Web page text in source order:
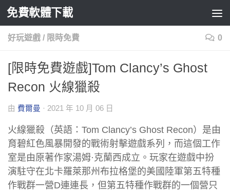
Skip to content
免費軟體下載
好玩遊戲 / 限時免費 0
[限時免費遊戲]Tom Clancy’s Ghost
Recon 火線獵殺
由 費爾曼 · 2021 年 10 月 06 日
火線獵殺（英語：Tom Clancy’s Ghost Recon）是由
育碧紅色風暴開發的戰術射擊遊戲系列，而這個工作
室是由原著作家湯姆·克蘭西成立。玩家在遊戲中扮
演駐守在北卡羅萊那州布拉格堡的美國陸軍第五特種
作戰群一營D連連長，但第五特種作戰群的一個營只